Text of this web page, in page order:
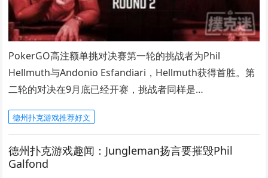
PokerGO高注额单挑对决赛第一轮的挑战者为Phil
Hellmuth与Andonio Esfandiari，Hellmuth获得首胜。第
二轮的对决在9月底已经开赛，挑战者同样是…
德州扑克游戏推荐好文
德州扑克游戏趣闻：Jungleman扬言要摧毁Phil
Galfond